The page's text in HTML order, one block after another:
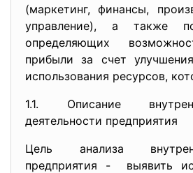
(маркетинг, финансы,
управление), а также
определяющих
прибыли за счет
использования ресурсов,
1.1. Описание
деятельности предприятия
Цель анализа
предприятия - выявить